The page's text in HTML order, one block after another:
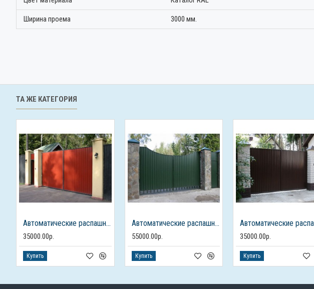
Ширина проема 3000 мм.
ТА ЖЕ КАТЕГОРИЯ
Автоматические распашные ворота из профлиста с калиткой
35000.00р.
Купить
Автоматические распашные ворота с калиткой
55000.00р.
Купить
35000.00р.
Купить